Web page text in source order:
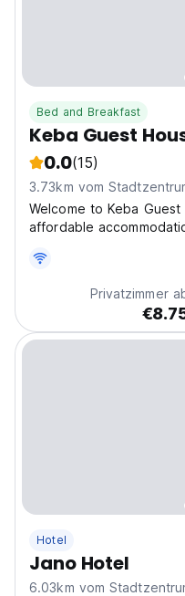
Bed and Breakfast
Keba Guest
0.0(15)
3.73km vom
Welcome to Keba
affordable
Airport, we provide
hospitality, and
business...Privatzimmer
Hotel
Jano Hotel
6.03km vom